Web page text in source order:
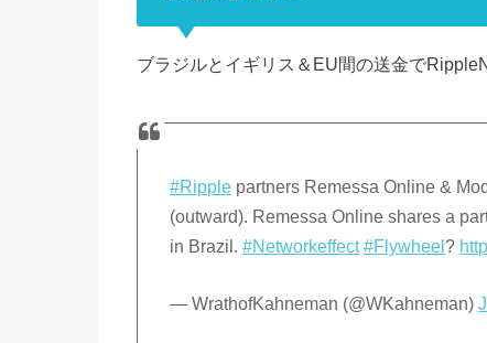
ブラジルとイギリス＆EU間の送金で
#Ripple partners Remessa Online &
(outward). Remessa Online shares a
in Brazil.#Networkeffect #Flywheel ?
— WrathofKahneman (@WKahneman)